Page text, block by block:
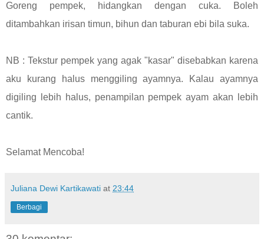
Goreng pempek, hidangkan dengan cuka. Boleh
ditambahkan irisan timun, bihun dan taburan ebi bila suka.
NB : Tekstur pempek yang agak "kasar" disebabkan karena
aku kurang halus menggiling ayamnya. Kalau ayamnya
digiling lebih halus, penampilan pempek ayam akan lebih
cantik.
Selamat Mencoba!
Juliana Dewi Kartikawati at 23:44
Berbagi